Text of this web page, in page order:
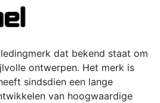
dat bekend staat om
ontwerpen. Het merk is
sindsdien een lange
van hoogwaardige